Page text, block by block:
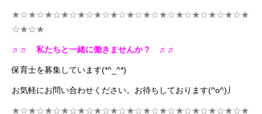
★☆★☆★☆★☆★☆★☆★☆★☆★☆★☆★☆★☆★☆★☆★
☆★☆★
♬♬ 私たちと一緒に働きませんか？ ♬♬
保育士を募集しています(*^_^*)
お気軽にお問い合わせください。お待ちしております(^o^)丿
★☆★☆★☆★☆★☆★☆★☆★☆★☆★☆★☆★☆★☆★☆★